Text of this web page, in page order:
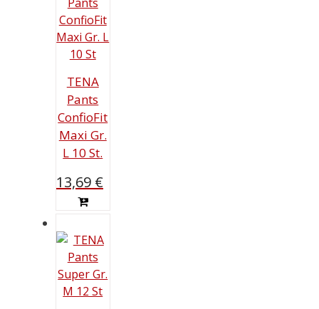
TENA
Pants
ConfioFit
Maxi Gr.
L 10 St.
13,69 €